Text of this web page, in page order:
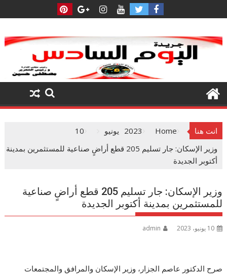
to
انت هنا Home
2023 يونيو
10
وزير الإسكان: جار تسليم 205 قطع أراضٍ صناعية للمستثمرين بمدينة
أكتوبر الجديدة
وزير الإسكان: جار تسليم 205 قطع أراضٍ صناعية
للمستثمرين بمدينة أكتوبر الجديدة
10 يونيو، 2023 admin
صرح الدكتور عاصم الجزار، وزير الإسكان والمرافق والمجتمعات